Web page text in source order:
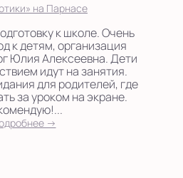
на Парнасе
к школе. Очень
к детям, организация
Юлия Алексеевна. Дети
идут на занятия.
для родителей, где
за уроком на экране.
→